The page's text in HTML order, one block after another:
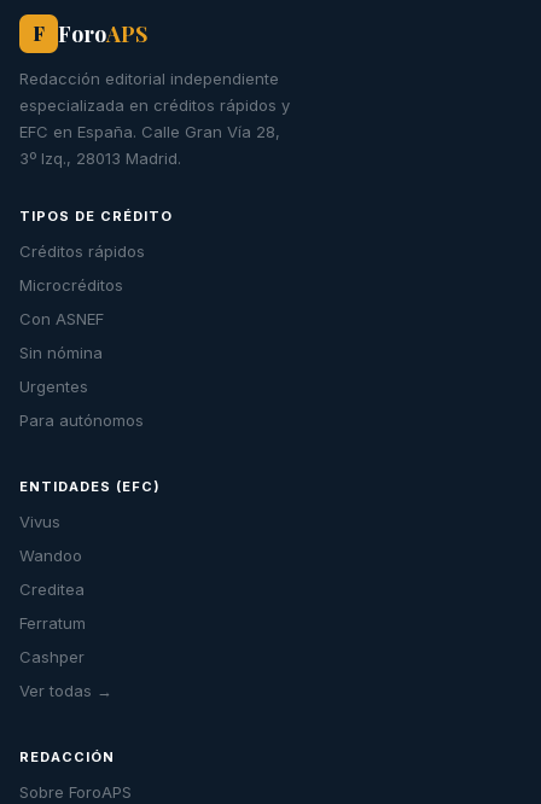
F ForoAPS
Redacción editorial independiente
especializada en créditos rápidos y
EFC en España. Calle Gran Vía 28,
3º Izq., 28013 Madrid.
TIPOS DE CRÉDITO
Créditos rápidos
Microcréditos
Con ASNEF
Sin nómina
Urgentes
Para autónomos
ENTIDADES (EFC)
Vivus
Wandoo
Creditea
Ferratum
Cashper
Ver todas →
REDACCIÓN
Sobre ForoAPS